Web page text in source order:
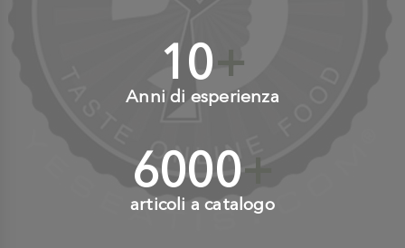
10+
Anni di esperienza
6000+
articoli a catalogo